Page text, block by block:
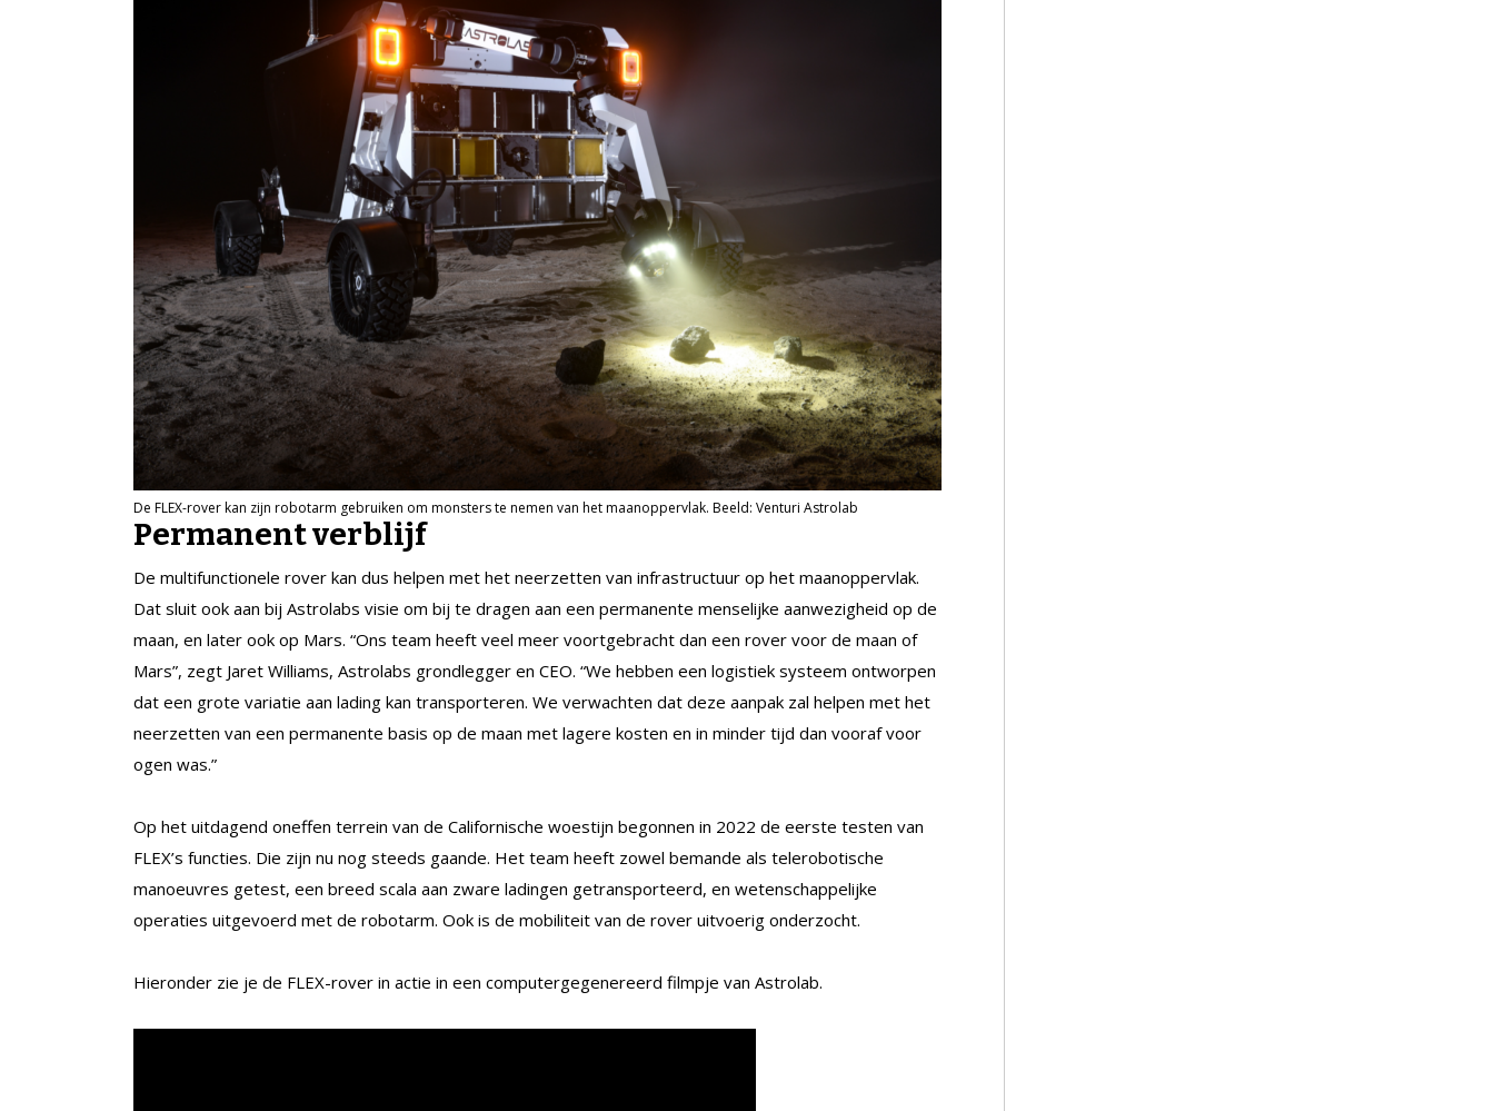
De FLEX-rover kan zijn robotarm gebruiken om monsters te nemen van het maanoppervlak. Beeld: Venturi Astrolab
Permanent verblijf
De multifunctionele rover kan dus helpen met het neerzetten van infrastructuur op het maanoppervlak.
Dat sluit ook aan bij Astrolabs visie om bij te dragen aan een permanente menselijke aanwezigheid op de
maan, en later ook op Mars. “Ons team heeft veel meer voortgebracht dan een rover voor de maan of
Mars”, zegt Jaret Williams, Astrolabs grondlegger en CEO. “We hebben een logistiek systeem ontworpen
dat een grote variatie aan lading kan transporteren. We verwachten dat deze aanpak zal helpen met het
neerzetten van een permanente basis op de maan met lagere kosten en in minder tijd dan vooraf voor
ogen was.”
Op het uitdagend oneffen terrein van de Californische woestijn begonnen in 2022 de eerste testen van
FLEX’s functies. Die zijn nu nog steeds gaande. Het team heeft zowel bemande als telerobotische
manoeuvres getest, een breed scala aan zware ladingen getransporteerd, en wetenschappelijke
operaties uitgevoerd met de robotarm. Ook is de mobiliteit van de rover uitvoerig onderzocht.
Hieronder zie je de FLEX-rover in actie in een computergegenereerd filmpje van Astrolab.